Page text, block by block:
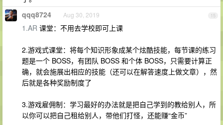
15
qqq8724 Aug 30, 2019
1.AR 课堂：不用去学校即可上课
2.游戏式课堂：将每个知识形象成某个炫酷技能，每节课的练习
题是一个 BOSS，有团队 BOSS 和个体 BOSS，只需要计算正
确，就会施展出相应的技能（还可以在解答速度上做文章），然
后就是各种奖励制度了
3.游戏雇佣制：学习最好的办法就是把自己学到的教给别人，所
以你可以把自己租给别人，带他们打怪，还能赚“金币”